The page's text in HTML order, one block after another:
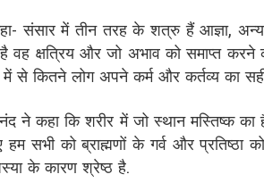
संसार में तीन तरह के शत्रु हैं आज्ञा,
वह क्षत्रिय और जो अभाव को समाप्त
से कितने लोग अपने कर्म और कर्तव्य का
ने कहा कि शरीर में जो स्थान मस्तिष्क का
सभी को ब्राह्मणों के गर्व और प्रतिष्ठा
के कारण श्रेष्ठ है.